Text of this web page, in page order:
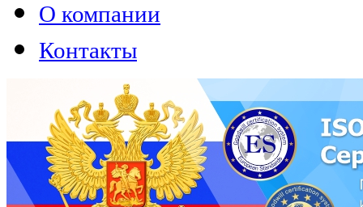
О компании
Контакты